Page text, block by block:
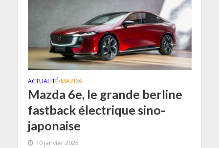
ACTUALITÉ•MAZDA
Mazda 6e, le grande berline
fastback électrique sino-
japonaise
10 janvier 2025